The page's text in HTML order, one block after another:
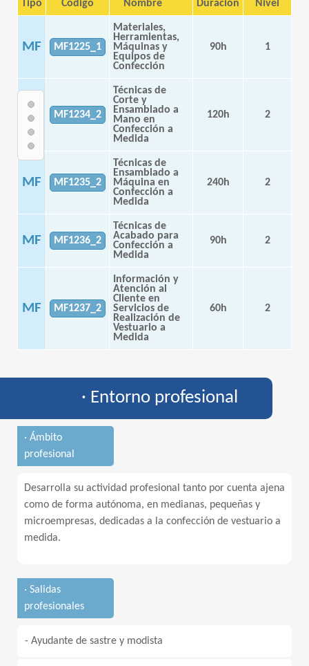
Tipo Código Nombre Duración Nivel
MF MF1225_1
Materiales,
Herramientas,
Máquinas y
Equipos de
Confección
90h 1
MF MF1234_2
Técnicas de
Corte y
Ensamblado a
Mano en
Confección a
Medida
120h 2
MF MF1235_2
Técnicas de
Ensamblado a
Máquina en
Confección a
Medida
240h 2
MF MF1236_2
Técnicas de
Acabado para
Confección a
Medida
90h 2
MF MF1237_2
Información y
Atención al
Cliente en
Servicios de
Realización de
Vestuario a
Medida
60h 2
· Entorno profesional
· Ámbito
profesional
Desarrolla su actividad profesional tanto por cuenta ajena
como de forma autónoma, en medianas, pequeñas y
microempresas, dedicadas a la confección de vestuario a
medida.
· Salidas
profesionales
- Ayudante de sastre y modista